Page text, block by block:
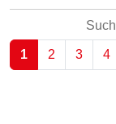
1 2 3 4